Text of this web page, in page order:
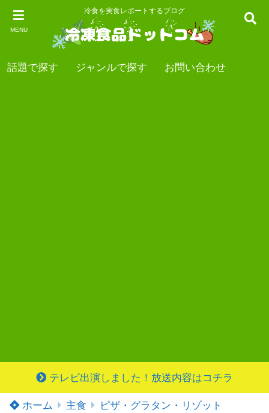
MENU
冷食を実食レポートするブログ
話題で探す ジャンルで探す お問い合わせ
テレビ出演しました！放送内容はコチラ
ホーム 主食 ピザ・グラタン・リゾット